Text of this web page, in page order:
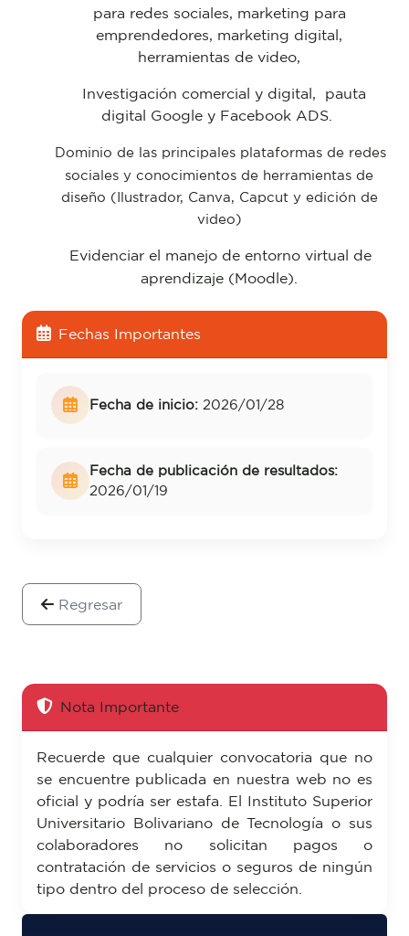
para redes sociales, marketing para
emprendedores, marketing digital,
herramientas de video,
Investigación comercial y digital, pauta
digital Google y Facebook ADS.
Dominio de las principales plataformas de redes
sociales y conocimientos de herramientas de
diseño (Ilustrador, Canva, Capcut y edición de
video)
Evidenciar el manejo de entorno virtual de
aprendizaje (Moodle).
Fechas Importantes
Fecha de inicio: 2026/01/28
Fecha de publicación de resultados:
2026/01/19
Regresar
Nota Importante
Recuerde que cualquier convocatoria que no
se encuentre publicada en nuestra web no es
oficial y podría ser estafa. El Instituto Superior
Universitario Bolivariano de Tecnología o sus
colaboradores no solicitan pagos o
contratación de servicios o seguros de ningún
tipo dentro del proceso de selección.